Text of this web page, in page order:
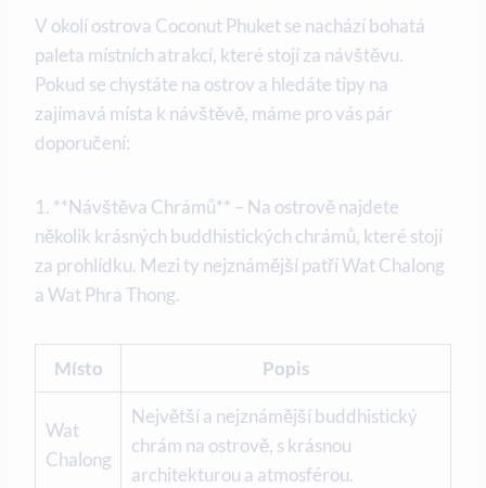
V okolí ostrova Coconut Phuket se nachází bohatá
paleta⁢ místních atrakcí, které stojí za návštěvu.
Pokud⁢ se chystáte na ostrov a hledáte tipy na
zajímavá‍ místa k návštěvě, máme ⁤pro vás pár
doporučení:
1.⁣ **Návštěva Chrámů** – Na ostrově najdete
několik krásných ​buddhistických chrámů, které stojí
za prohlídku. Mezi ty nejznámější patří ​Wat Chalong⁢
a Wat Phra ⁤Thong.
Místo Popis
Wat
Chalong
Největší a nejznámější buddhistický
chrám na ⁤ostrově, s​ krásnou
architekturou a atmosférou.